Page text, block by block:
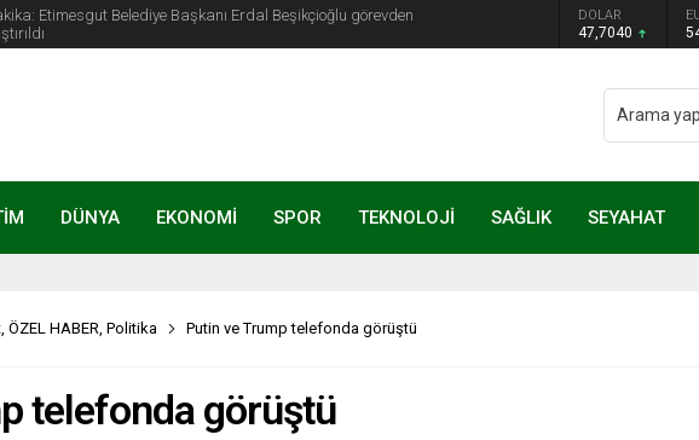
Etimesgut Belediye Başkanı Erdal Beşikçioğlu görevden
DOLAR
47,7040
DÜNYA EKONOMİ SPOR TEKNOLOJİ SAĞLIK SEYAHAT
, ÖZEL HABER, Politika Putin ve Trump telefonda görüştü
telefonda görüştü